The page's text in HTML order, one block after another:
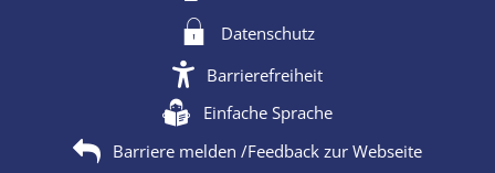
Datenschutz
Barrierefreiheit
Einfache Sprache
Barriere melden /Feedback zur Webseite